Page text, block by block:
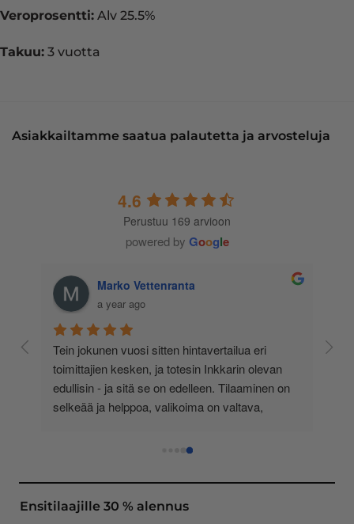
Veroprosentti: Alv 25.5%
Takuu: 3 vuotta
Asiakkailtamme saatua palautetta ja arvosteluja
4.6
Perustuu 169 arvioon
powered by Google
Marko Vettenranta
a year ago
Tein jokunen vuosi sitten hintavertailua eri
toimittajien kesken, ja totesin Inkkarin olevan
edullisin - ja sitä se on edelleen. Tilaaminen on
selkeää ja helppoa, valikoima on valtava,
asiakaspalvelu todella ripeää (s-postin kautta) ja
oli noudettavissa postin lokerosta tänään!! En
näe mitään syytä vaihtaa toimittajaa. Kaikki on
Ensitilaajille 30 % alennus